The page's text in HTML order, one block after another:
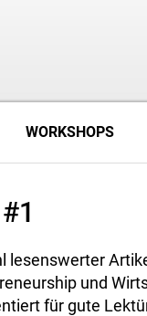
WORKSHOPS
lesenswerter
und
für gute